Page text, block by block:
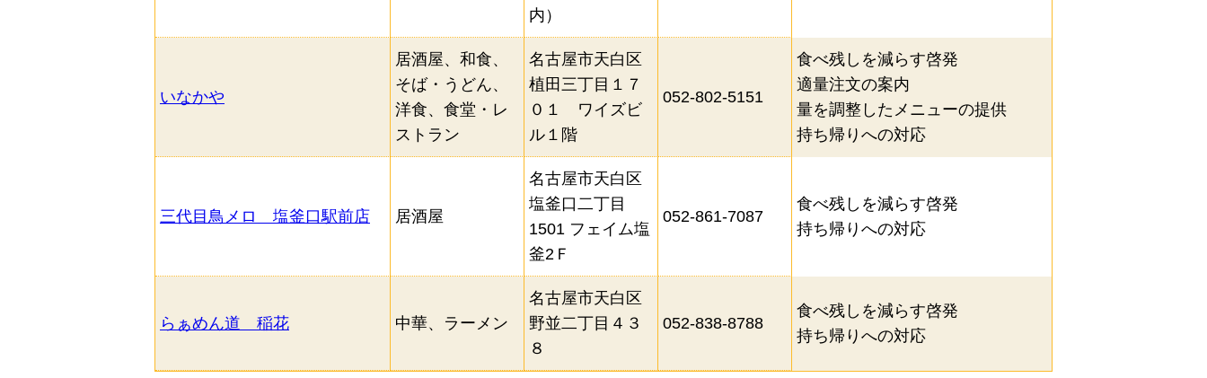
取組みから選択（複数選択可）
食べ残しを減らす啓発
３０・１０運動の案内
量を調整したメニューの提供
持ち帰りへの対応
フードシェアリングサービスを活用した商品の提供
その他の食べ残しを減らす工夫
ランチあり
テイクアウト・デリバリーあり
検索
内）
いなかや
居酒屋、和食、
そば・うどん、
洋食、食堂・レ
ストラン
名古屋市天白区
植田三丁目１７
０１ ワイズビ
ル１階
052-802-5151
食べ残しを減らす啓発
適量注文の案内
量を調整したメニューの提供
持ち帰りへの対応
三代目鳥メロ 塩釜口駅前店 居酒屋
名古屋市天白区
塩釜口二丁目
1501 フェイム塩
釜2Ｆ
052-861-7087
食べ残しを減らす啓発
持ち帰りへの対応
らぁめん道 稲花 中華、ラーメン
名古屋市天白区
野並二丁目４３
８
052-838-8788
食べ残しを減らす啓発
持ち帰りへの対応